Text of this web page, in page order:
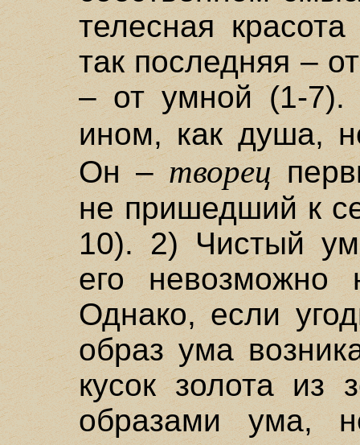
телесная
так последняя –
– от умной (1-
ином, как душа,
Он –творец
не пришедший к
10). 2) Чистый
его невозможно
Однако, если
образ ума
кусок золота из
образами ума,